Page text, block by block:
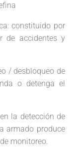
constituido por
de accidentes y
/ desbloqueo de
o detenga el
la detección de
armado produce
monitoreo.